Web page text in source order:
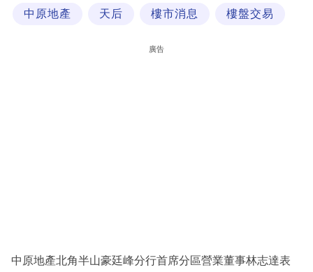
區
中原地產 天后 樓市消息 樓盤交易
廣告
中原地產北角半山豪廷峰分行首席分區營業董事林志達表